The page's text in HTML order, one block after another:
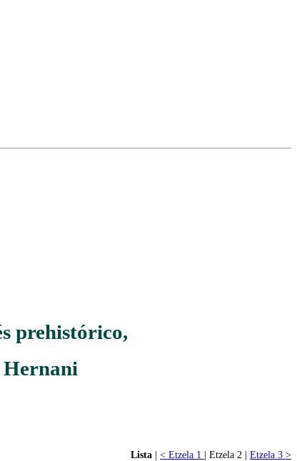
prehistórico,
Lista | < Etzela 1 | Etzela 2 | Etzela 3 >